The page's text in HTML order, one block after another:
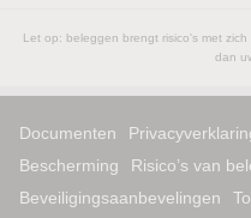
Let op: beleggen brengt risico's met
dan
Documenten
Bescherming
Risico’s van
Beveiligingsaanbevelingen